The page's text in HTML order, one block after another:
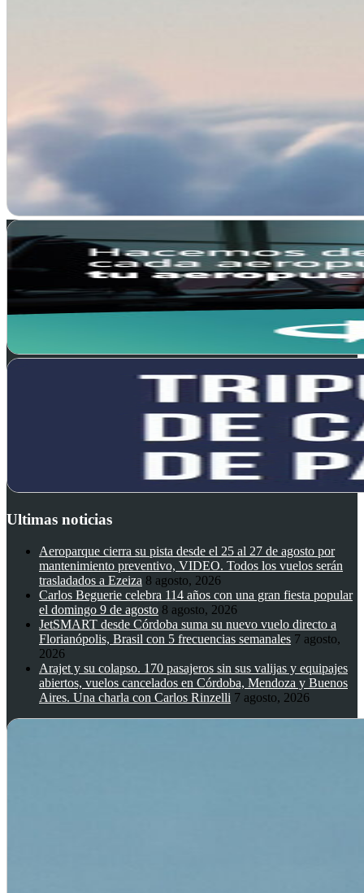
Ultimas noticias
Aeroparque cierra su pista desde el 25 al 27 de agosto por
mantenimiento preventivo, VIDEO. Todos los vuelos serán
trasladados a Ezeiza 8 agosto, 2026
Carlos Beguerie celebra 114 años con una gran fiesta popular
el domingo 9 de agosto 8 agosto, 2026
JetSMART desde Córdoba suma su nuevo vuelo directo a
Florianópolis, Brasil con 5 frecuencias semanales 7 agosto,
2026
Arajet y su colapso. 170 pasajeros sin sus valijas y equipajes
abiertos, vuelos cancelados en Córdoba, Mendoza y Buenos
Aires. Una charla con Carlos Rinzelli 7 agosto, 2026